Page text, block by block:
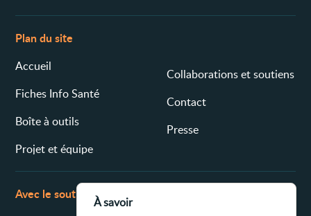
Plan du site
Accueil
Fiches Info Santé
Boîte à outils
Projet et équipe
Collaborations et soutiens
Contact
Presse
Avec le soutien de
À savoir